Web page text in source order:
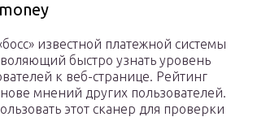
известной платежной системы
быстро узнать уровень
к веб-странице. Рейтинг
мнений других пользователей.
этот сканер для проверки